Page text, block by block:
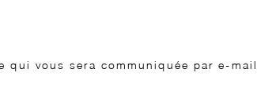
vous sera communiquée par e-mail.